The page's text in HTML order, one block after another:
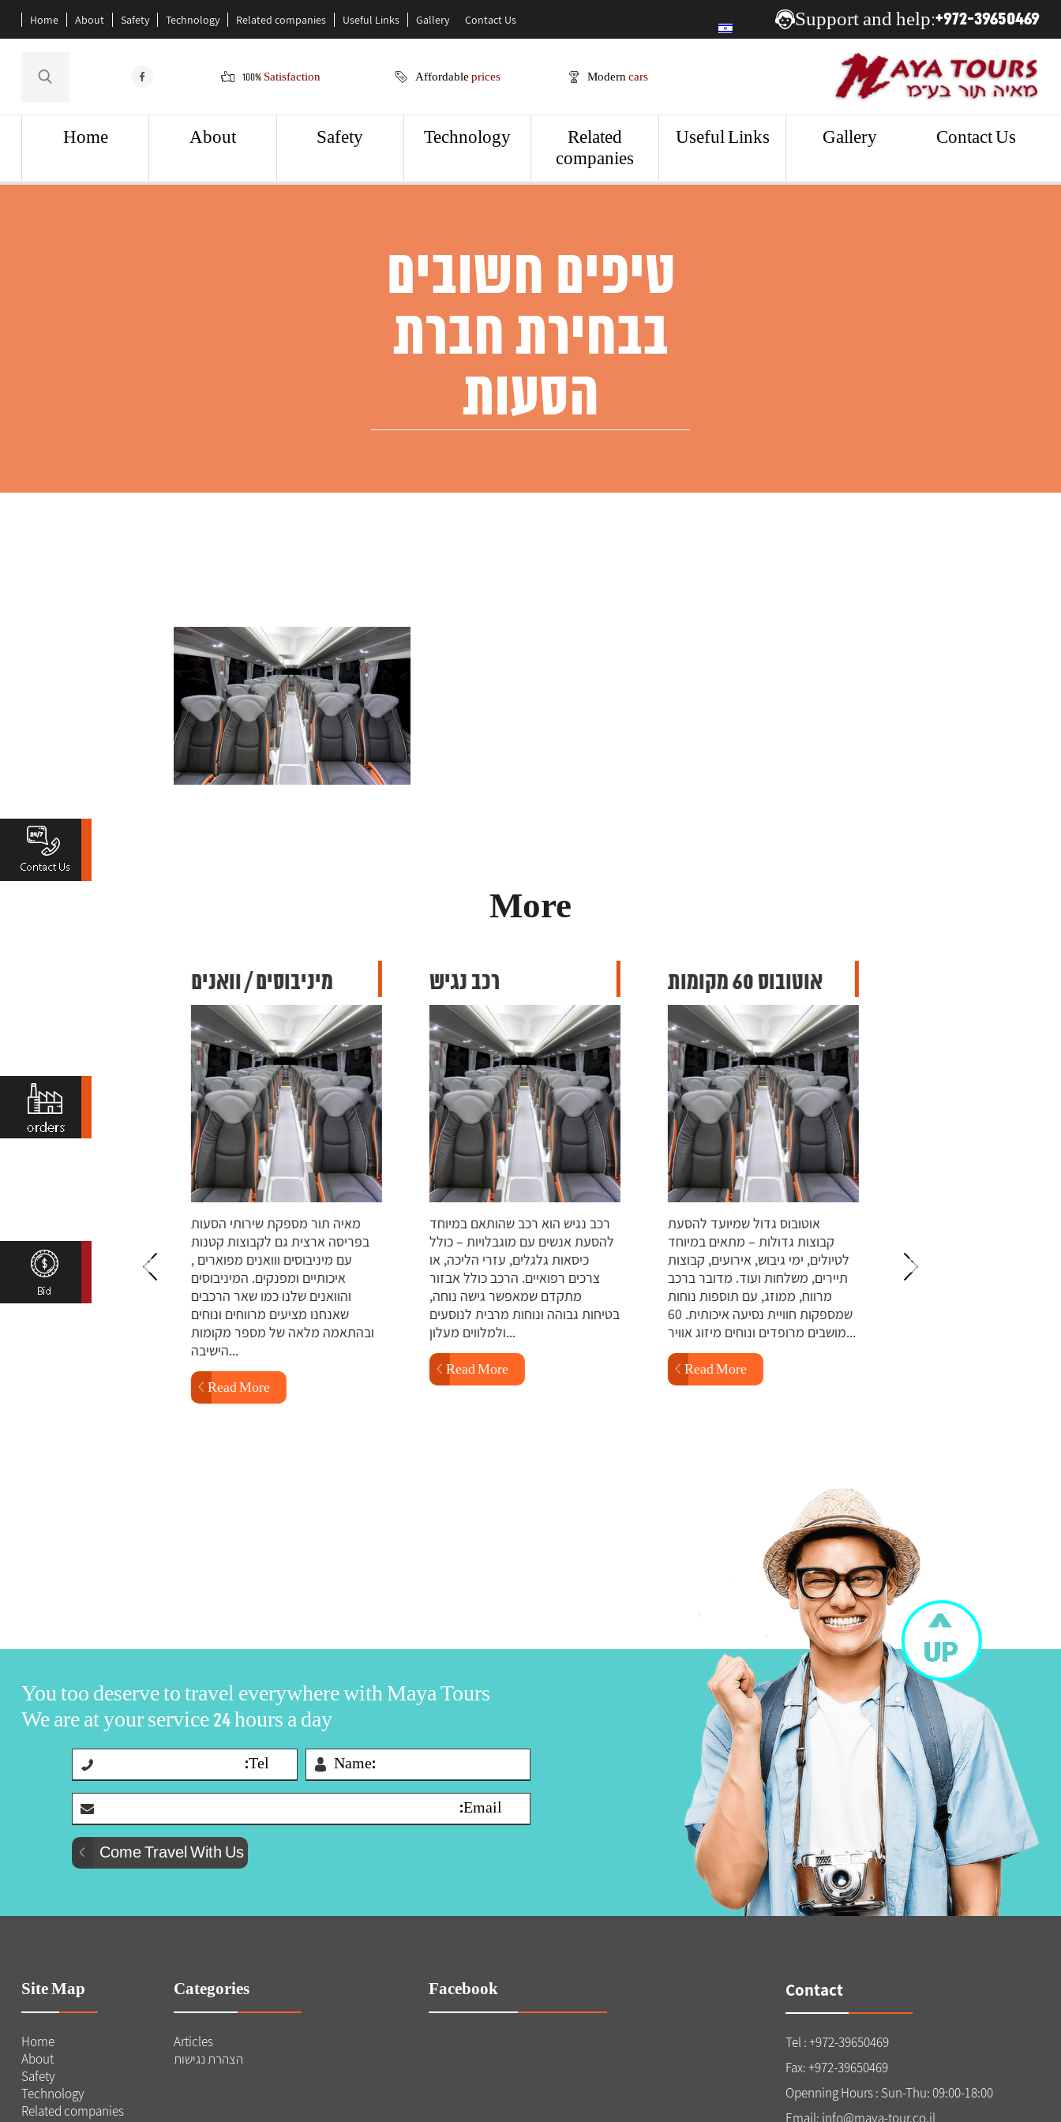
Home About Safety Technology Related companies Useful Links Gallery Contact Us Support and help:+972-39650469
100% Satisfaction Affordableprices Moderncars
Home About Safety Technology
Related
companies
Useful Links Gallery Contact Us
טיפים חשובים
בבחירת חברת
הסעות
More
כ-200 אוטובוסים
אשר יתאימו לכל
בכל כלי הרכב
איתור, שליטה
מיניבוסים / וואנים
מאיה תור מספקת שירותי הסעות
בפריסה ארצית גם לקבוצות קטנות
עם מיניבוסים ווואנים מפוארים ,
איכותיים ומפנקים. המיניבוסים
והוואנים שלנו כמו שאר הרכבים
שאנחנו מציעים מרווחים ונוחים
ובהתאמה מלאה של מספר מקומות
הישיבה...
Read More
רכב נגיש
רכב נגיש הוא רכב שהותאם במיוחד
להסעת אנשים עם מוגבלויות – כולל
כיסאות גלגלים, עזרי הליכה, או
צרכים רפואיים. הרכב כולל אבזור
מתקדם שמאפשר גישה נוחה,
בטיחות גבוהה ונוחות מרבית לנוסעים
ולמלווים מעלון...
Read More
אוטובוס 60 מקומות
אוטובוס גדול שמיועד להסעת
קבוצות גדולות – מתאים במיוחד
לטיולים, ימי גיבוש, אירועים, קבוצות
תיירים, משלחות ועוד. מדובר ברכב
מרווח, ממוזג, עם תוספות נוחות
מושבים מרופדים ונוחים מיזוג אוויר...
Read More
יוקרתית, ולעיתים גם שירותים
מותאמים אישית. הוא מתאים
You too deserve to travel everywhere with Maya Tours
We are at your service 24 hours a day
Site Map
Home
About
Safety
Technology
Related companies
Categories
Articles
הצהרת נגישות
Facebook Contact
Tel : +972-39650469
Fax: +972-39650469
Openning Hours : Sun-Thu: 09:00-18:00
Email: info@maya-tour.co.il